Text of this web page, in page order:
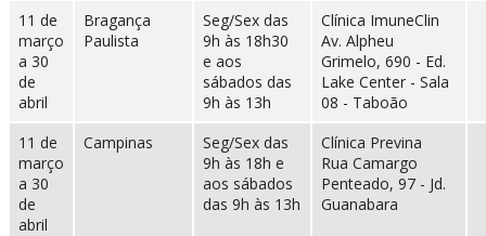
11 de
março
a 30
de
abril
Bragança
Paulista
Seg/Sex das
9h às 18h30
e aos
sábados das
9h às 13h
Clínica ImuneClin
Av. Alpheu
Grimelo, 690 - Ed.
Lake Center - Sala
08 - Taboão
11 de
março
a 30
de
abril
Campinas
Seg/Sex das
9h às 18h e
aos sábados
das 9h às 13h
Clínica Previna
Rua Camargo
Penteado, 97 - Jd.
Guanabara